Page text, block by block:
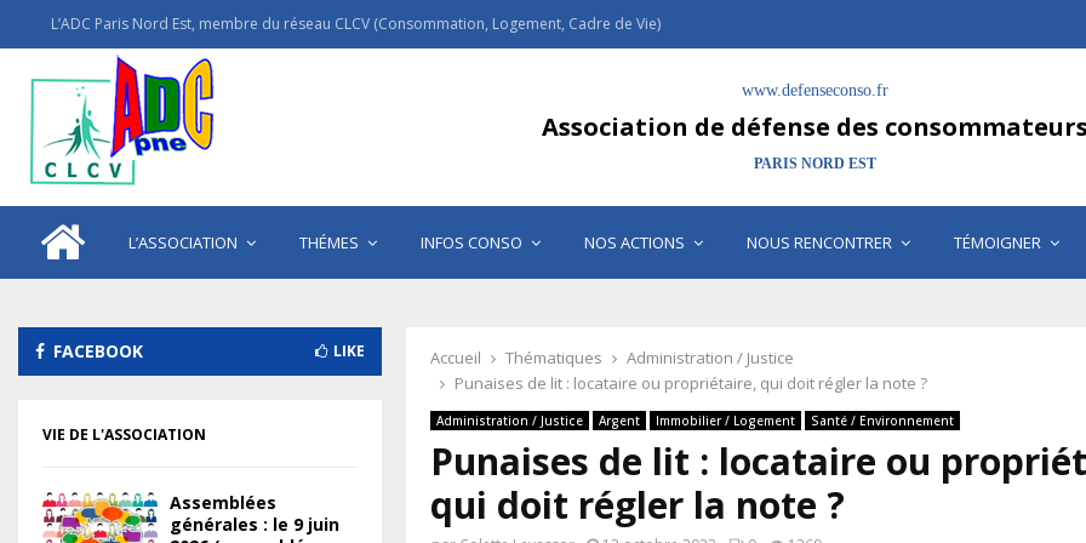
L’ADC Paris Nord Est, membre du réseau CLCV (Consommation, Logement, Cadre de Vie)
www.defenseconso.fr
Association de défense des consommateurs
PARIS NORD EST
L’ASSOCIATION THÉMES INFOS CONSO NOS ACTIONS NOUS RENCONTRER TÉMOIGNER
Accueil Thématiques
Administration / Justice
Punaises de lit : locataire ou propriétaire, qui doit régler la note ?
Administration / Justice Argent Immobilier / Logement Santé / Environnement
Punaises de lit : locataire ou
qui doit régler la note ?
FACEBOOK LIKE
VIE DE L'ASSOCIATION
Assemblées
générales : le 9 juin